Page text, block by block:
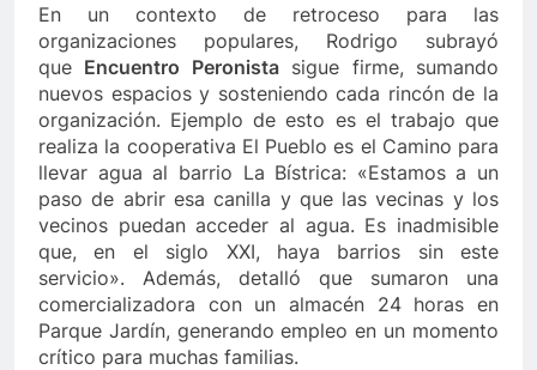
En un contexto de retroceso para las
organizaciones populares, Rodrigo subrayó
que Encuentro Peronistasigue firme, sumando
nuevos espacios y sosteniendo cada rincón de la
organización. Ejemplo de esto es el trabajo que
realiza la cooperativa El Pueblo es el Camino para
llevar agua al barrio La Bístrica: «Estamos a un
paso de abrir esa canilla y que las vecinas y los
vecinos puedan acceder al agua. Es inadmisible
que, en el siglo XXI, haya barrios sin este
servicio». Además, detalló que sumaron una
comercializadora con un almacén 24 horas en
Parque Jardín, generando empleo en un momento
crítico para muchas familias.